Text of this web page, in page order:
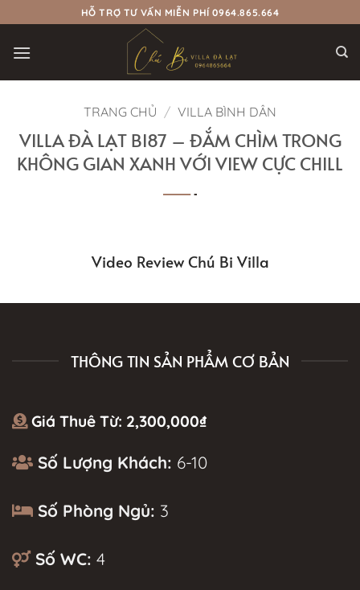
qua
nội
HỖ TRỢ TƯ VẤN MIỄN PHÍ 0964.865.664
TRANG CHỦ / VILLA BÌNH DÂN
VILLA ĐÀ LẠT BI87 – ĐẮM CHÌM TRONG
KHÔNG GIAN XANH VỚI VIEW CỰC CHILL
Video Review Chú Bi Villa
THÔNG TIN SẢN PHẨM CƠ BẢN
Giá Thuê Từ: 2,300,000₫
Số Lượng Khách: 6-10
Số Phòng Ngủ: 3
Số WC: 4